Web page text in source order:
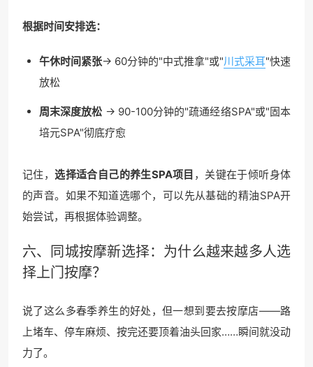
根据时间安排选：
午休时间紧张→ 60分钟的"中式推拿"或"川式采耳"快速
放松
周末深度放松 → 90-100分钟的"疏通经络SPA"或"固本
培元SPA"彻底疗愈
记住，选择适合自己的养生SPA项目 ，关键在于倾听身体
的声音。如果不知道选哪个，可以先从基础的精油SPA开
始尝试，再根据体验调整。
六、 同城按摩新选择：为什么越来越多人选
择上门按摩？
说了这么多春季养生的好处，但一想到要去按摩店——路
上堵车、停车麻烦、按完还要顶着油头回家……瞬间就没动
力了。